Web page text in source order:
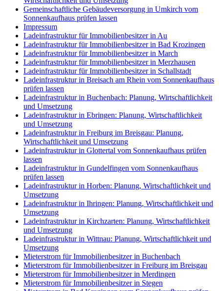
Gemeinschaftliche Gebäudeversorgung in Umkirch vom
Sonnenkaufhaus prüfen lassen
Impressum
Ladeinfrastruktur für Immobilienbesitzer in Au
Ladeinfrastruktur für Immobilienbesitzer in Bad Krozingen
Ladeinfrastruktur für Immobilienbesitzer in March
Ladeinfrastruktur für Immobilienbesitzer in Merzhausen
Ladeinfrastruktur für Immobilienbesitzer in Schallstadt
Ladeinfrastruktur in Breisach am Rhein vom Sonnenkaufhaus
prüfen lassen
Ladeinfrastruktur in Buchenbach: Planung, Wirtschaftlichkeit
und Umsetzung
Ladeinfrastruktur in Ebringen: Planung, Wirtschaftlichkeit
und Umsetzung
Ladeinfrastruktur in Freiburg im Breisgau: Planung,
Wirtschaftlichkeit und Umsetzung
Ladeinfrastruktur in Glottertal vom Sonnenkaufhaus prüfen
lassen
Ladeinfrastruktur in Gundelfingen vom Sonnenkaufhaus
prüfen lassen
Ladeinfrastruktur in Horben: Planung, Wirtschaftlichkeit und
Umsetzung
Ladeinfrastruktur in Ihringen: Planung, Wirtschaftlichkeit und
Umsetzung
Ladeinfrastruktur in Kirchzarten: Planung, Wirtschaftlichkeit
und Umsetzung
Ladeinfrastruktur in Wittnau: Planung, Wirtschaftlichkeit und
Umsetzung
Mieterstrom für Immobilienbesitzer in Buchenbach
Mieterstrom für Immobilienbesitzer in Freiburg im Breisgau
Mieterstrom für Immobilienbesitzer in Merdingen
Mieterstrom für Immobilienbesitzer in Stegen